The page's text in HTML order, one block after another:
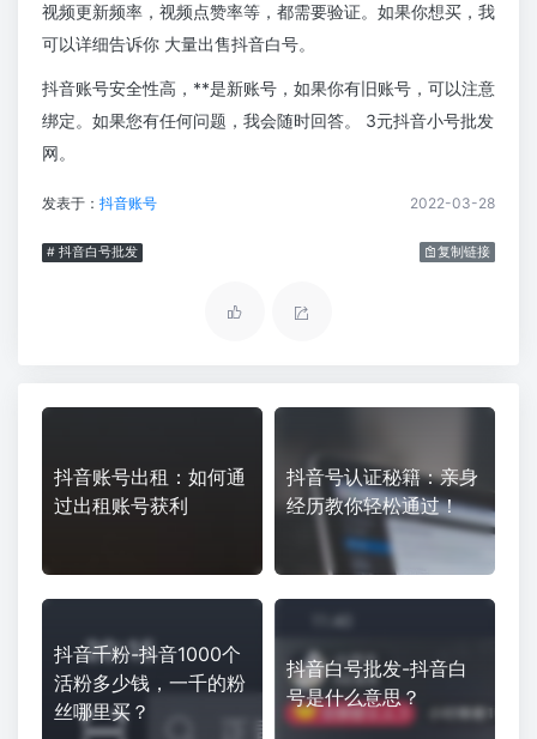
视频更新频率，视频点赞率等，都需要验证。如果你想买，我
可以详细告诉你 大量出售抖音白号。
抖音账号安全性高，**是新账号，如果你有旧账号，可以注意
绑定。如果您有任何问题，我会随时回答。 3元抖音小号批发
网。
发表于： 抖音账号 2022-03-28
# 抖音白号批发 复制链接
抖音账号出租：如何通
过出租账号获利
抖音号认证秘籍：亲身
经历教你轻松通过！
抖音千粉-抖音1000个
活粉多少钱，一千的粉
丝哪里买？
抖音白号批发-抖音白
号是什么意思？